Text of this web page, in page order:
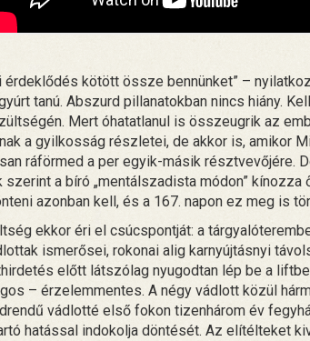
érdeklődés kötött össze bennünket” –
tanú. Abszurd pillanatokban nincs hiány.
Mert óhatatlanul is összeugrik az
a gyilkosság részletei, de akkor is, amikor
ráförmed a per egyik-másik résztvevőjére.
szerint a bíró „mentálszadista módon”
azonban kell, és a 167. napon ez meg is
ekkor éri el csúcspontját: a
ismerősei, rokonai alig karnyújtásnyi
előtt látszólag nyugodtan lép be a
– érzelemmentes. A négy vádlott közül
vádlotté első fokon tizenhárom év
hatással indokolja döntését. Az elítélteket